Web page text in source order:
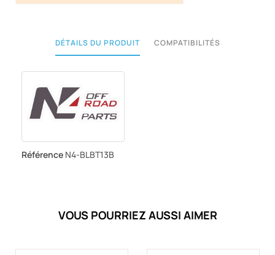
DÉTAILS DU PRODUIT COMPATIBILITÉS
Référence N4-BLBT13B
VOUS POURRIEZ AUSSI AIMER